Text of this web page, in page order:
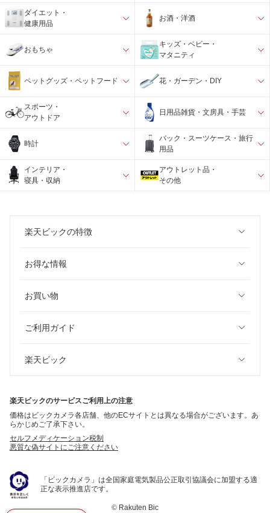
ダイエット・
健康用品
お酒・洋酒
おもちゃ
キッズ・ベビー・
マタニティ
ペットグッズ・ペットフード 花・ガーデン・DIY
スポーツ・
アウトドア
日用品雑貨・文房具・手芸
時計
バック・スーツケース・旅行
用品
インテリア・
寝具・収納
アウトレット品・
その他
楽天ビックの特徴
お得な情報
お買い物
ご利用ガイド
楽天ビック
楽天ビックのサービスご利用上の注意
価格はビックカメラ各店舗、他のECサイトとは異なる場合がございます。あ
らかじめご了承下さい。
セルフメディケーション税制
悪質な偽サイトにご注意ください
「ビックカメラ」は全国家庭電気製品公正取引協議会に加盟する適
正な表示推進店です。
© Rakuten Bic